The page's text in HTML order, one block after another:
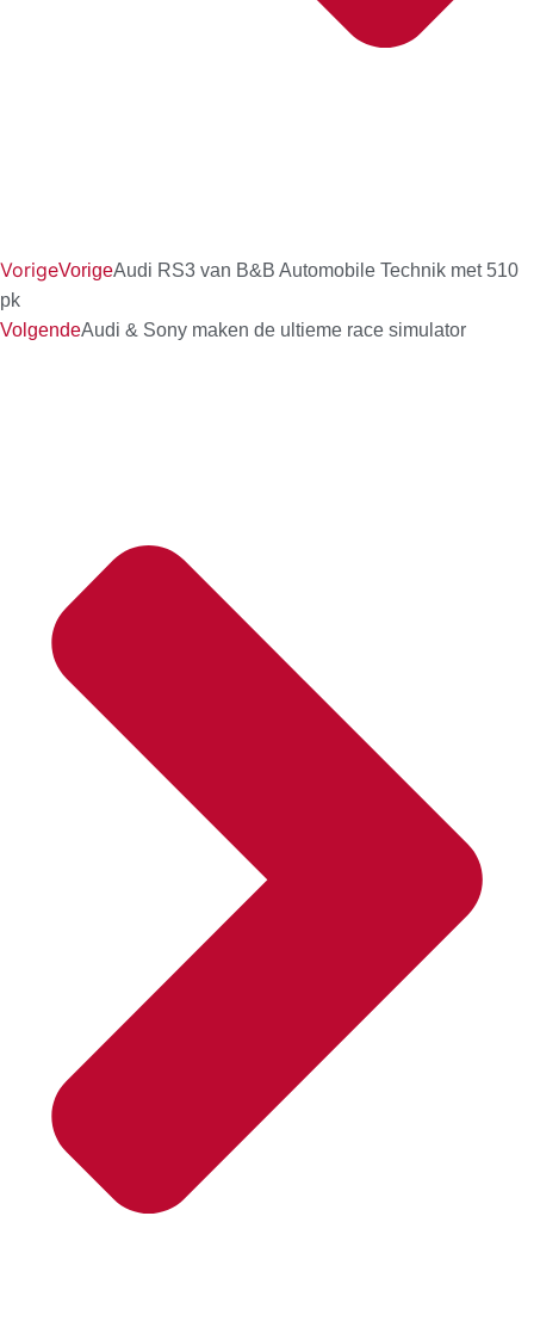
VorigeVorigeAudi RS3 van B&B Automobile Technik met 510
pk
VolgendeAudi & Sony maken de ultieme race simulator